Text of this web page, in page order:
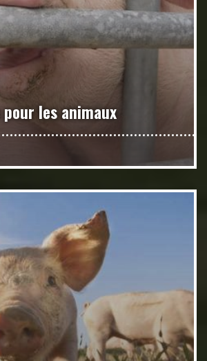
les animaux